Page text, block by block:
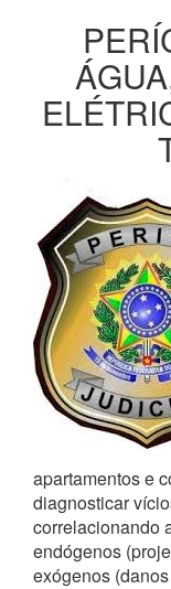
apartamentos e
diagnosticar
correlacionando
endógenos
exógenos